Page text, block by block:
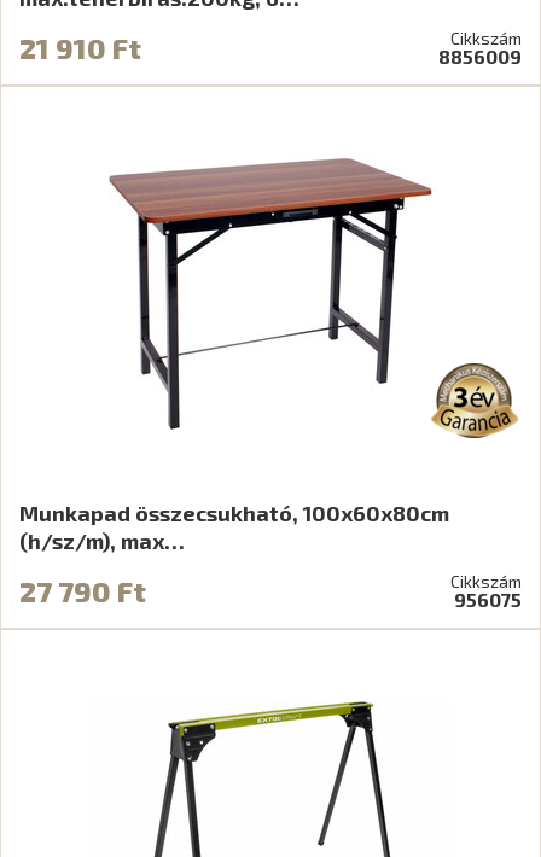
21 910 Ft Cikkszám
8856009
Munkapad összecsukható, 100x60x80cm
(h/sz/m), max…
27 790 Ft Cikkszám
956075